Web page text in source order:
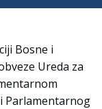
Bosne i
Ureda za
Parlamentarnog